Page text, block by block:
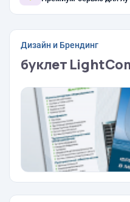
Дизайн и Брендинг
буклет